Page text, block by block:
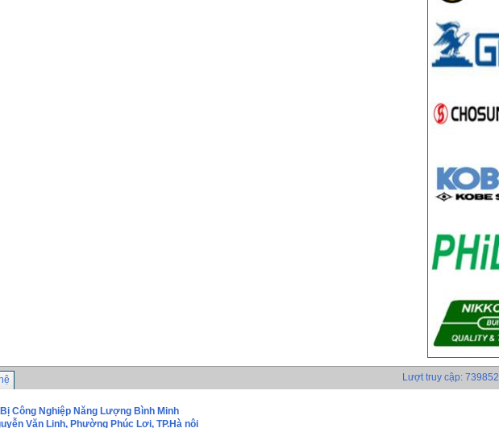
Lượt truy cập: 739852
Công Nghiệp Năng Lượng Bình Minh
Văn Linh, Phường Phúc Lơị, TP.Hà nội